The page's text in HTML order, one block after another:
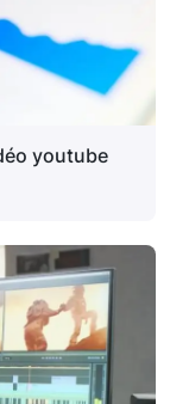
youtube